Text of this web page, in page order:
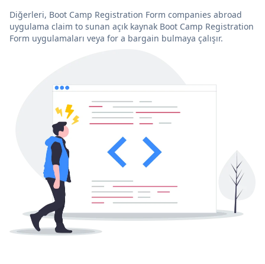
Diğerleri, Boot Camp Registration Form companies abroad
uygulama claim to sunan açık kaynak Boot Camp Registration
Form uygulamaları veya for a bargain bulmaya çalışır.